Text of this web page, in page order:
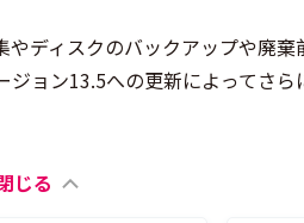
ディスクのバックアップや廃棄
ョン13.5への更新によってさら
じる